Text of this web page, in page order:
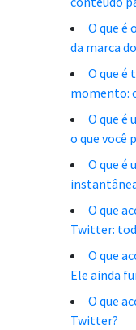
O que é
da marca
O que é
momento:
O que é
o que você
O que é
O que
Twitter:
O que
Ele ainda
O que
Twitter?